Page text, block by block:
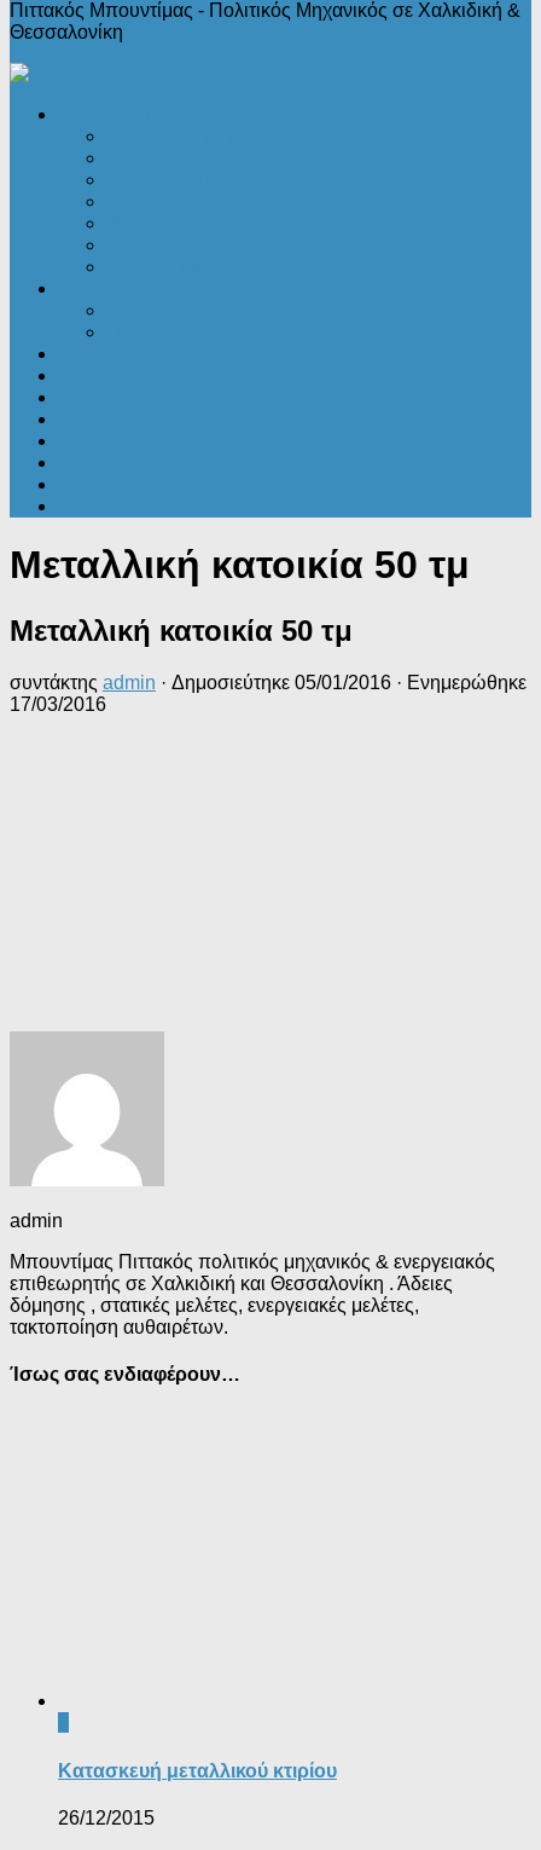
Πιττακός Μπουντίμας - Πολιτικός Μηχανικός σε Χαλκιδική &
Θεσσαλονίκη
Μεταλλική κατοικία 50 τμ
Μεταλλική κατοικία 50 τμ
συντάκτης admin · Δημοσιεύτηκε 05/01/2016 · Ενημερώθηκε
17/03/2016
admin
Μπουντίμας Πιττακός πολιτικός μηχανικός & ενεργειακός
επιθεωρητής σε Χαλκιδική και Θεσσαλονίκη . Άδειες
δόμησης , στατικές μελέτες, ενεργειακές μελέτες,
τακτοποίηση αυθαιρέτων.
Ίσως σας ενδιαφέρουν…
Κατασκευή μεταλλικού κτιρίου
26/12/2015